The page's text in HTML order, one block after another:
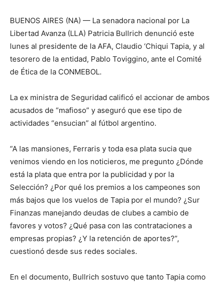
BUENOS AIRES (NA) — La senadora nacional por La
Libertad Avanza (LLA) Patricia Bullrich denunció este
lunes al presidente de la AFA, Claudio ‘Chiqui Tapia, y al
tesorero de la entidad, Pablo Toviggino, ante el Comité
de Ética de la CONMEBOL.
La ex ministra de Seguridad calificó el accionar de ambos
acusados de “mafioso” y aseguró que ese tipo de
actividades “ensucian” al fútbol argentino.
“A las mansiones, Ferraris y toda esa plata sucia que
venimos viendo en los noticieros, me pregunto ¿Dónde
está la plata que entra por la publicidad y por la
Selección? ¿Por qué los premios a los campeones son
más bajos que los vuelos de Tapia por el mundo? ¿Sur
Finanzas manejando deudas de clubes a cambio de
favores y votos? ¿Qué pasa con las contrataciones a
empresas propias? ¿Y la retención de aportes?”,
cuestionó desde sus redes sociales.
En el documento, Bullrich sostuvo que tanto Tapia como